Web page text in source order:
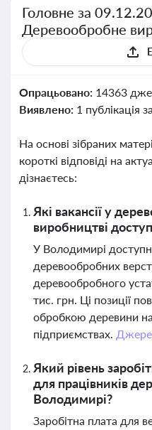
Головне за
Деревообробне
Опрацьовано: 14363
Виявлено: 1 публікація
На основі зібраних
короткі відповіді на
дізнаєтесь:
Які вакансії у
виробництві
У Володимирі
деревообробних
деревообробного
тис. грн. Ці позиції
обробкою деревини
підприємствах.
Який рівень
для працівників
Володимирі?
Заробітна плата для